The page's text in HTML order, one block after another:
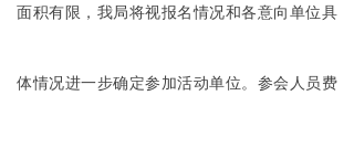
面积有限，我局将视报名情况和各意向单位具
体情况进一步确定参加活动单位。参会人员费